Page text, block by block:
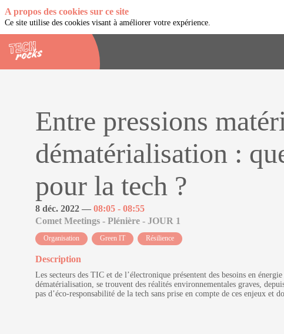
Entre pressions
dématérialisation :
pour la tech ?
8 déc. 2022 — 08:05 - 08:55
Comet Meetings - Plénière - JOUR 1
Organisation Green IT Résilience
Description
Les secteurs des TIC et de l’électronique présentent des besoins en
dématérialisation, se trouvent des réalités environnementales graves,
pas d’éco-responsabilité de la tech sans prise en compte de ces enjeux et
A propos des cookies sur ce site
Ce site utilise des cookies visant à améliorer votre expérience.